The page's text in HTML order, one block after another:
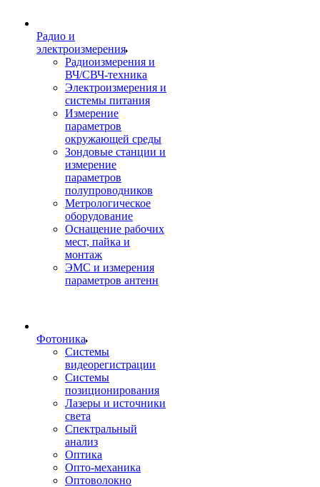
Радио и
электроизмерения
Радиоизмерения и
ВЧ/СВЧ-техника
Электроизмерения и
системы питания
Измерение
параметров
окружающей среды
Зондовые станции и
измерение
параметров
полупроводников
Метрологическое
оборудование
Оснащение рабочих
мест, пайка и
монтаж
ЭМС и измерения
параметров антенн
Фотоника
Cистемы
видеорегистрации
Системы
позиционирования
Лазеры и источники
света
Спектральный
анализ
Оптика
Опто-механика
Оптоволокно